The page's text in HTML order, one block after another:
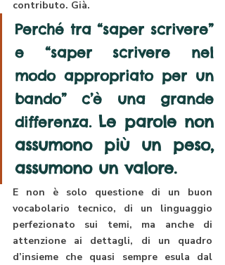
contributo. Già.
Perché tra “saper scrivere”
e “saper scrivere nel
modo appropriato per un
bando” c’è una grande
differenza. Le parole non
assumono più un peso,
assumono un valore.
E non è solo questione di un buon
vocabolario tecnico, di un linguaggio
perfezionato sui temi, ma anche di
attenzione ai dettagli, di un quadro
d’insieme che quasi sempre esula dal